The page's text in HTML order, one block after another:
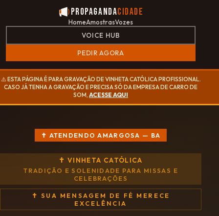
PropagandaCidade
HomeAmostrasVozes
VOICE HUB
PEDIR AGORA
⚠️ ESTA PÁGINA É PARA GRAVAÇÃO DE VINHETA CATÓLICA PROFISSIONAL.
CASO JÁ TENHA A GRAVAÇÃO E PRECISA SÓ DA EMPRESA DE CARRO DE
SOM,ACESSE AQUI
✝ ATENDENDO AMARGOSA — BA
✝ VINHETA CATÓLICA
TRADIÇÃO E SOLENIDADE PARA MISSAS E
CELEBRAÇÕES
✝ SUA MENSAGEM DE FÉ MERECE
EXCELÊNCIA